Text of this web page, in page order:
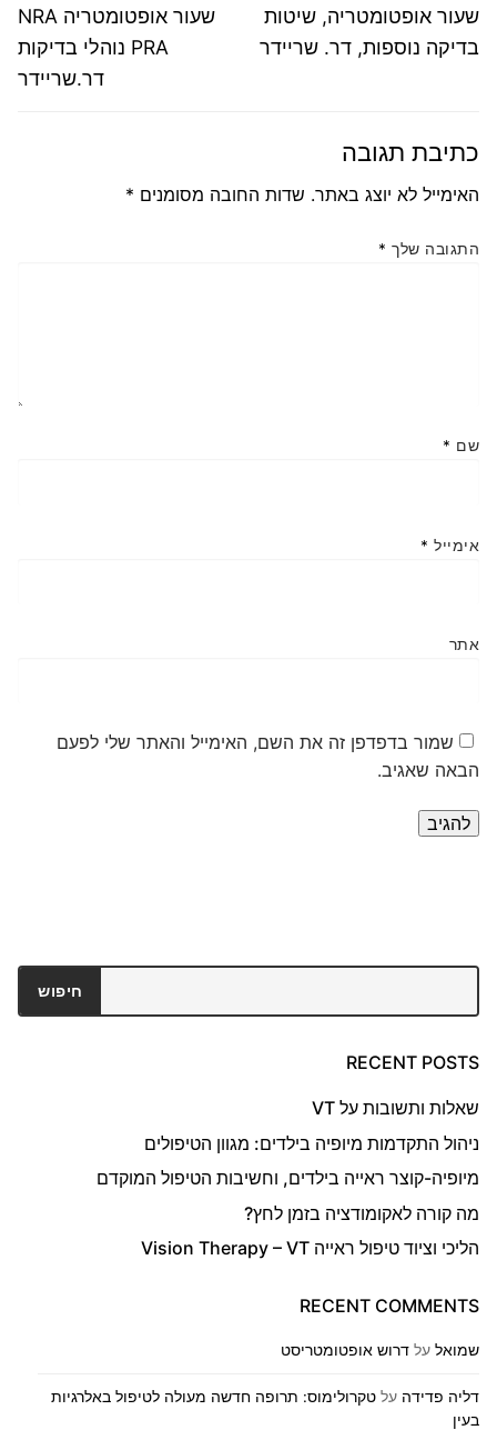
פוסט
שעור אופטומטריה NRA
PRA נוהלי בדיקות
דר.שריידר
הפוסט
הבא:
שעור אופטומטריה, שיטות
בדיקה נוספות, דר. שריידר
כתיבת תגובה
האימייל לא יוצג באתר. שדות החובה מסומנים *
התגובה שלך *
שם *
אימייל *
אתר
שמור בדפדפן זה את השם, האימייל והאתר שלי לפעם
הבאה שאגיב.
חיפוש
RECENT POSTS
שאלות ותשובות על VT
ניהול התקדמות מיופיה בילדים: מגוון הטיפולים
מיופיה-קוצר ראייה בילדים, וחשיבות הטיפול המוקדם
מה קורה לאקומודציה בזמן לחץ?
הליכי וציוד טיפול ראייה Vision Therapy – VT
RECENT COMMENTS
שמואל על דרוש אופטומטריסט
דליה פדידה על טקרולימוס: תרופה חדשה מעולה לטיפול באלרגיות
בעין